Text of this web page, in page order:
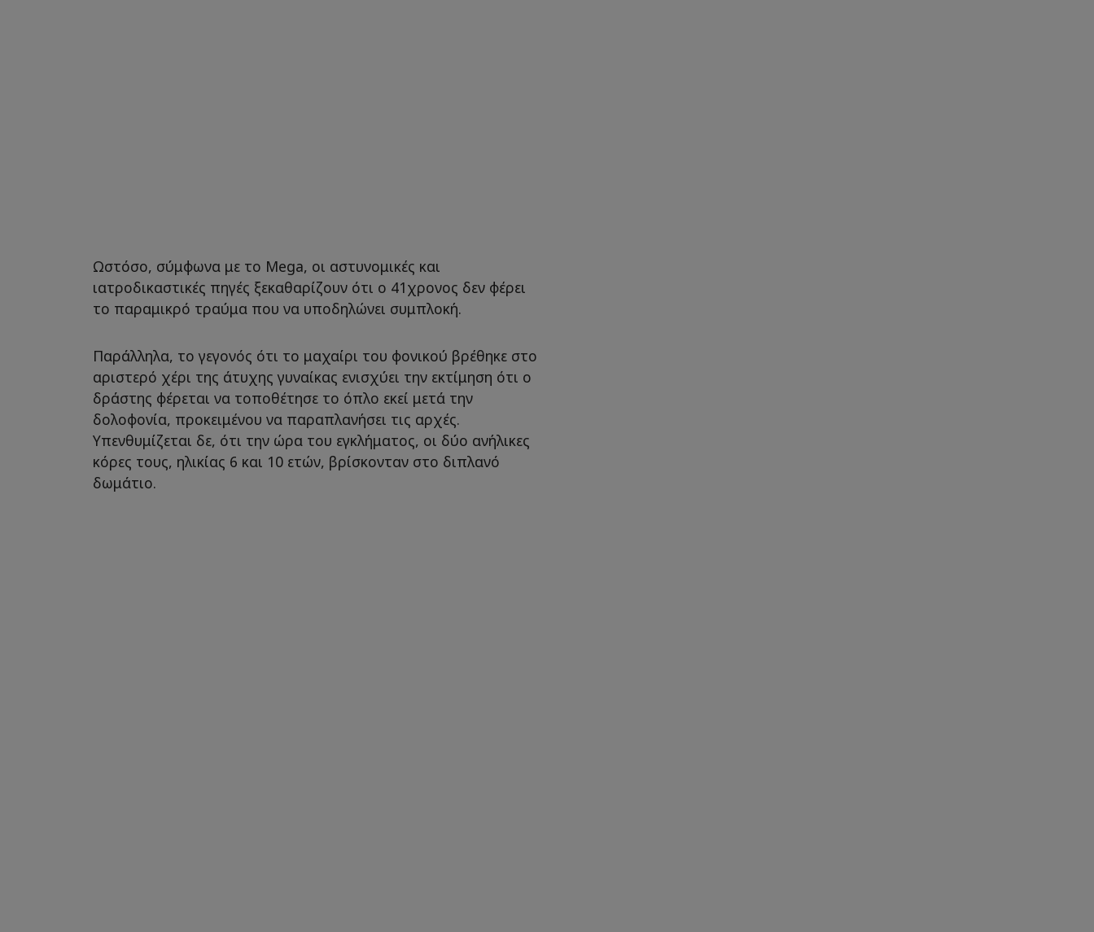
Ωστόσο, σύμφωνα με το Mega, οι αστυνομικές και
ιατροδικαστικές πηγές ξεκαθαρίζουν ότι ο 41χρονος δεν φέρει
το παραμικρό τραύμα που να υποδηλώνει συμπλοκή.
Παράλληλα, το γεγονός ότι το μαχαίρι του φονικού βρέθηκε στο
αριστερό χέρι της άτυχης γυναίκας ενισχύει την εκτίμηση ότι ο
δράστης φέρεται να τοποθέτησε το όπλο εκεί μετά την
δολοφονία, προκειμένου να παραπλανήσει τις αρχές.
Υπενθυμίζεται δε, ότι την ώρα του εγκλήματος, οι δύο ανήλικες
κόρες τους, ηλικίας 6 και 10 ετών, βρίσκονταν στο διπλανό
δωμάτιο.